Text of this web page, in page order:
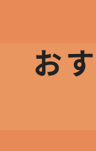
お